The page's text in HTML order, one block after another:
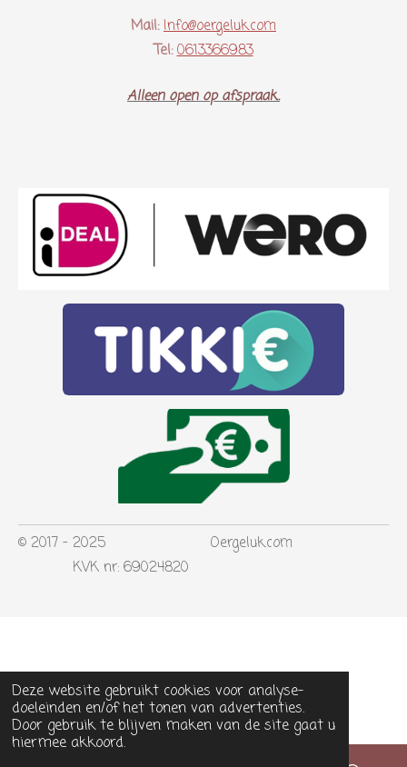
Deze website gebruikt cookies voor analyse-
doeleinden en/of het tonen van advertenties.
Door gebruik te blijven maken van de site gaat u
hiermee akkoord.
Mail: Info@oergeluk.com
Tel: 0613366983
Alleen open op afspraak..
© 2017 - 2025 Oergeluk.com
KVK nr: 69024820